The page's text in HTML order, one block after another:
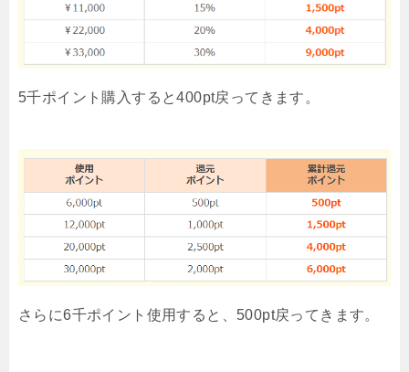
5千ポイント購入すると400pt戻ってきます。
さらに6千ポイント使用すると、500pt戻ってきます。